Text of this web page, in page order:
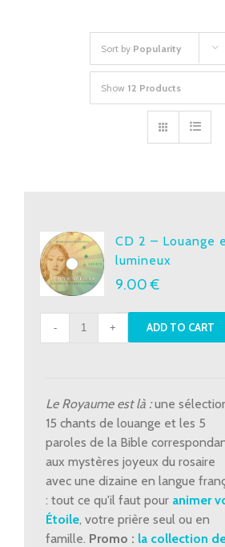
Sort by Popularity
Show 12 Products
CD 2 – Louange
lumineux
9.00€
CD
et
mystères
lumineux
quantity
ADD TO CART
Le Royaume est là :une
15 chants de louange et les 5
paroles de la Bible
aux mystères joyeux du rosaire
avec une dizaine en langue
: tout ce qu'il faut pour animer
Étoile, votre prière seul ou en
famille. Promo : la collection